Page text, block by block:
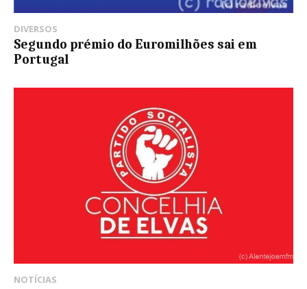
DIVERSOS
Segundo prémio do Euromilhões sai em
Portugal
NOTÍCIAS